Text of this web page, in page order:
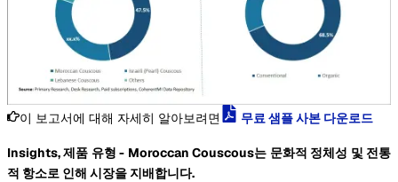
이 보고서에 대해 자세히 알아보려면 무료 샘플 사본 다운로드
Insights, 제품 유형 - Moroccan Couscous는 문화적 정체성 및 전통
적 항소로 인해 시장을 지배합니다.